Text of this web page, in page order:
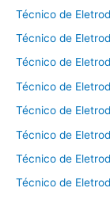
Técnico de
Técnico de
Técnico de
Técnico de
Técnico de
Técnico de
Técnico de
Técnico de